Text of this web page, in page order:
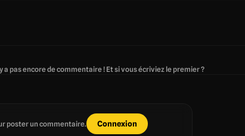
a pas encore de commentaire ! Et si vous écriviez le premier ?
poster un commentaire. Connexion